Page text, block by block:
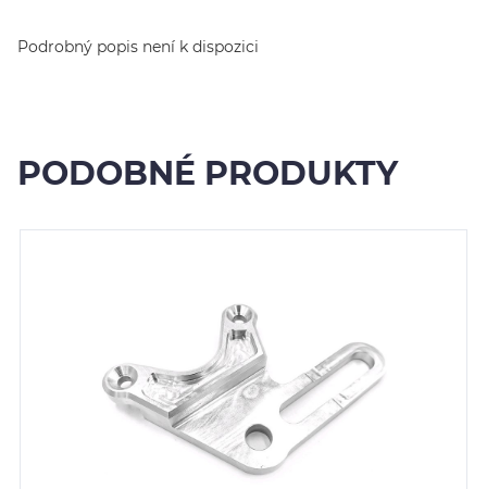
Podrobný popis není k dispozici
PODOBNÉ PRODUKTY